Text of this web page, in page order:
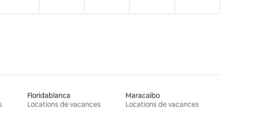
Floridablanca
Locations de vacances
Maracaibo
Locations de vacances